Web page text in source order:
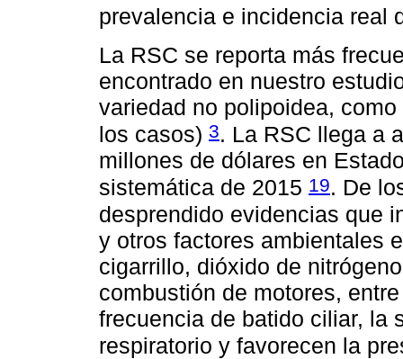
prevalencia e incidencia real
La RSC se reporta más
encontrado en nuestro
variedad no polipoidea,
los casos) 3. La RSC llega a
millones de dólares en
sistemática de 2015 19. De
desprendido evidencias que
y otros factores ambientales
cigarrillo, dióxido de
combustión de motores,
frecuencia de batido ciliar, la
respiratorio y favorecen la